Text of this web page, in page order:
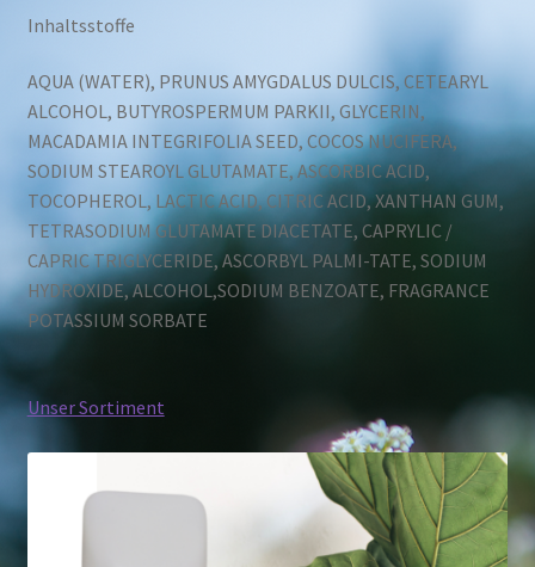
Inhaltsstoffe
AQUA (WATER), PRUNUS AMYGDALUS DULCIS, CETEARYL
ALCOHOL, BUTYROSPERMUM PARKII, GLYCERIN,
MACADAMIA INTEGRIFOLIA SEED, COCOS NUCIFERA,
SODIUM STEAROYL GLUTAMATE, ASCORBIC ACID,
TOCOPHEROL, LACTIC ACID, CITRIC ACID, XANTHAN GUM,
TETRASODIUM GLUTAMATE DIACETATE, CAPRYLIC /
CAPRIC TRIGLYCERIDE, ASCORBYL PALMI-TATE, SODIUM
HYDROXIDE, ALCOHOL,SODIUM BENZOATE, FRAGRANCE
POTASSIUM SORBATE
Unser Sortiment